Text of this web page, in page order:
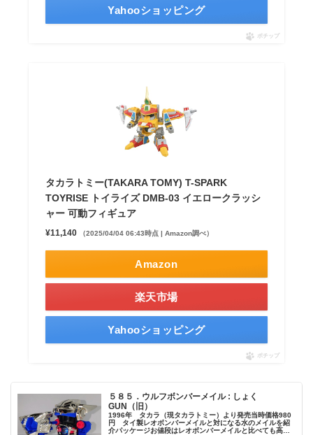
Yahooショッピング
ポチップ
タカラトミー(TAKARA TOMY) T-SPARK
TOYRISE トイライズ DMB-03 イエロークラッシ
ャー 可動フィギュア
¥11,140 （2025/04/04 06:43時点 | Amazon調べ）
Amazon
楽天市場
Yahooショッピング
ポチップ
５８５．ウルフボンバーメイル : しょく
GUN（旧）
1996年 タカラ（現タカラトミー）より発売当時価格980
円 タイ製レオボンバーメイルと対になる水のメイルを紹
介パッケージお値段はレオボンバーメイルと比べても高め